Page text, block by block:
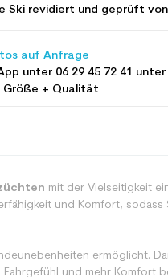
Ski revidiert und geprüft
auf Anfrage
unter 06 29 45 72 41 unter
Größe + Qualität
mit der Vielseitigkeit
und Komfort, sodass
ermöglicht.
und mehr Komfort